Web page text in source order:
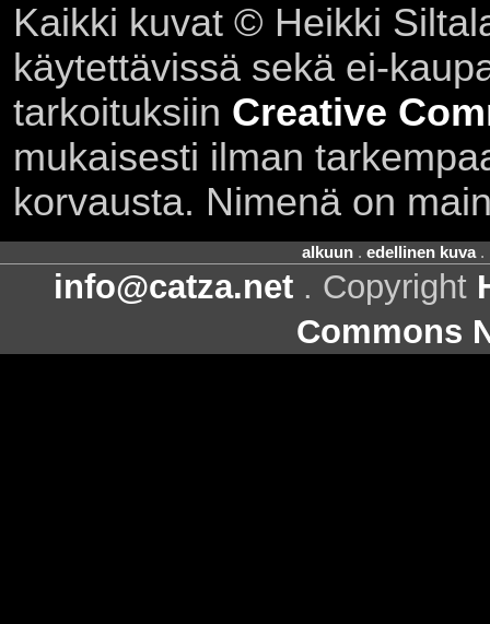
Kaikki kuvat © Heikki
käytettävissä sekä ei-
tarkoituksiin Creative
mukaisesti ilman
korvausta. Nimenä on
alkuun. edellinen kuva.
info@catza.net . Copyright
Commons